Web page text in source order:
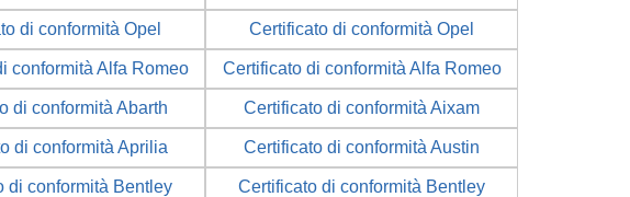
di conformità Opel Certificato di conformità Opel
conformità Alfa Romeo Certificato di conformità Alfa Romeo
di conformità Abarth Certificato di conformità Aixam
di conformità Aprilia Certificato di conformità Austin
di conformità Bentley Certificato di conformità Bentley